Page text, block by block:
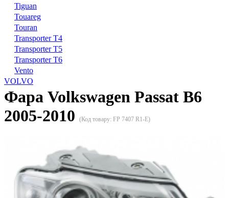
Tiguan
Touareg
Touran
Transporter T4
Transporter T5
Transporter T6
Vento
VOLVO
Фара Volkswagen Passat B6
2005-2010
(Код товару: FP 7407 R1-E)